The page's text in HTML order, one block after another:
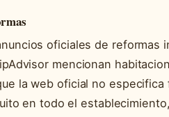
oficiales de reformas
mencionan
la web oficial no
en todo el